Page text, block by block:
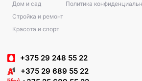
Дом и сад
Стройка и ремонт
Красота и спорт
Политика
+375 29 248 55 22
+375 29 689 55 22